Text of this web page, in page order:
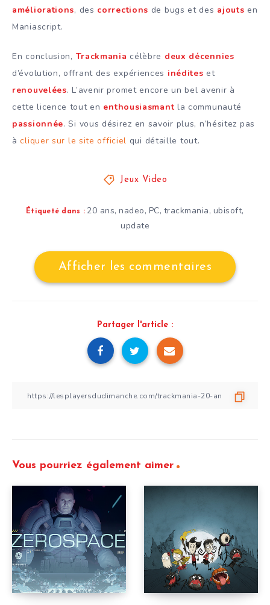
améliorations, des corrections de bugs et des ajouts en
Maniascript.
En conclusion, Trackmania célèbre deux décennies
d’évolution, offrant des expériences inédites et
renouvelées. L’avenir promet encore un bel avenir à
cette licence tout en enthousiasmant la communauté
passionnée. Si vous désirez en savoir plus, n’hésitez pas
àcliquer sur le site officiel qui détaille tout.
Jeux Video
Étiqueté dans : 20 ans,nadeo, PC, trackmania, ubisoft,
update
Afficher les commentaires
Partager l'article :
Vous pourriez également aimer